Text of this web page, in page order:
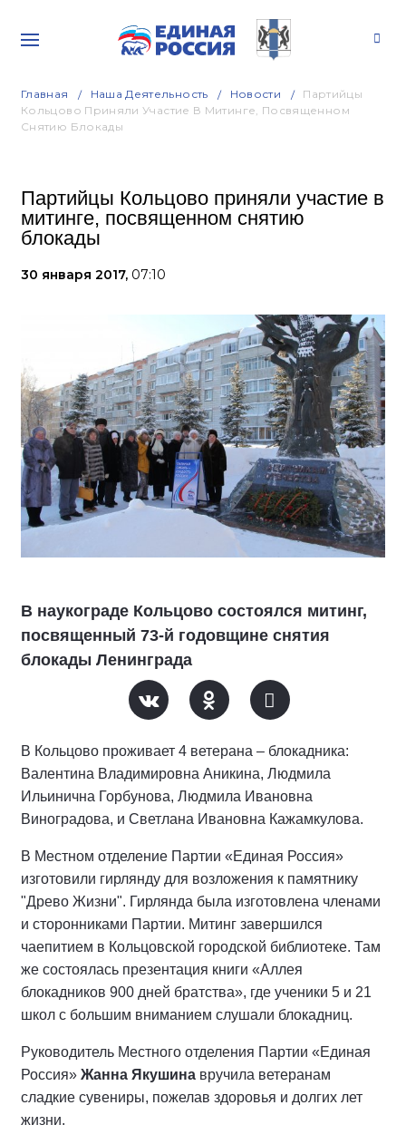
Главная Наша Деятельность Новости
Партийцы
Кольцово Приняли Участие В Митинге, Посвященном
Снятию Блокады
Партийцы Кольцово приняли участие в
митинге, посвященном снятию
блокады
30 января 2017, 07:10
В наукограде Кольцово состоялся митинг,
посвященный 73-й годовщине снятия
блокады Ленинграда
В Кольцово проживает 4 ветерана – блокадника:
Валентина Владимировна Аникина, Людмила
Ильинична Горбунова, Людмила Ивановна
Виноградова, и Светлана Ивановна Кажамкулова.
В Местном отделение Партии «Единая Россия»
изготовили гирлянду для возложения к памятнику
"Древо Жизни". Гирлянда была изготовлена членами
и сторонниками Партии. Митинг завершился
чаепитием в Кольцовской городской библиотеке. Там
же состоялась презентация книги «Аллея
блокадников 900 дней братства», где ученики 5 и 21
школ с большим вниманием слушали блокадниц.
Руководитель Местного отделения Партии «Единая
Россия» Жанна Якушина вручила ветеранам
сладкие сувениры, пожелав здоровья и долгих лет
жизни.